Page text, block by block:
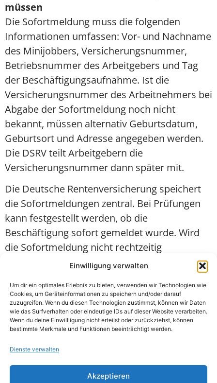
Einwilligung verwalten
Um dir ein optimales Erlebnis zu bieten, verwenden wir Technologien wie
Cookies, um Geräteinformationen zu speichern und/oder darauf
zuzugreifen. Wenn du diesen Technologien zustimmst, können wir Daten
wie das Surfverhalten oder eindeutige IDs auf dieser Website verarbeiten.
Wenn du deine Einwillligung nicht erteilst oder zurückziehst, können
bestimmte Merkmale und Funktionen beeinträchtigt werden.
Dienste verwalten
Akzeptieren
müssen
Die Sofortmeldung muss die folgenden
Informationen umfassen: Vor- und Nachname
des Minijobbers, Versicherungsnummer,
Betriebsnummer des Arbeitgebers und Tag
der Beschäftigungsaufnahme. Ist die
Versicherungsnummer des Arbeitnehmers bei
Abgabe der Sofortmeldung noch nicht
bekannt, müssen alternativ Geburtsdatum,
Geburtsort und Adresse angegeben werden.
Die DSRV teilt Arbeitgebern die
Versicherungsnummer dann später mit.
Die Deutsche Rentenversicherung speichert
die Sofortmeldungen zentral. Bei Prüfungen
kann festgestellt werden, ob die
Beschäftigung sofort gemeldet wurde. Wird
die Sofortmeldung nicht rechtzeitig
abgegeben, kann dies als Ordnungswidrigkeit
geahndet werden. Dann drohen Bußgelder.
Sind Arbeitgeber von Minijobbern unsicher,
ob die Sofortmeldepflicht für sie gilt, prüft und
entscheidet die Minijob-Zentrale als
zuständige Einzugsstelle.
Fazit:Wer Minijobber in
sofortmeldepflichtigen Wirtschaftsbereichen